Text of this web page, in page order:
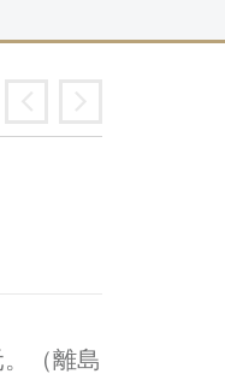
（離島